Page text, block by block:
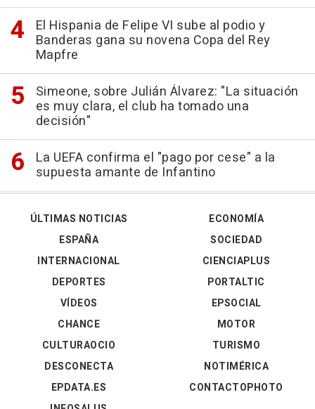
El Hispania de Felipe VI sube al podio y
Banderas gana su novena Copa del Rey
Mapfre
Simeone, sobre Julián Álvarez: "La situación
es muy clara, el club ha tomado una
decisión"
La UEFA confirma el "pago por cese" a la
supuesta amante de Infantino
ÚLTIMAS NOTICIAS
ESPAÑA
INTERNACIONAL
DEPORTES
VÍDEOS
ECONOMÍA
SOCIEDAD
CIENCIAPLUS
PORTALTIC
EPSOCIAL
CHANCE
CULTURAOCIO
DESCONECTA
EPDATA.ES
MOTOR
TURISMO
NOTIMÉRICA
CONTACTOPHOTO